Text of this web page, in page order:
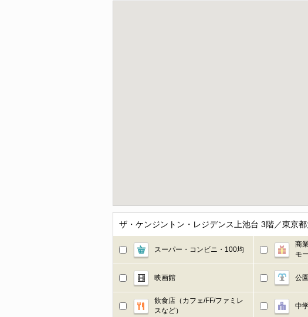
ザ・ケンジントン・レジデンス上池台 3階／東京
スーパー・コンビニ・100均
商
モ
映画館 公園
飲食店（カフェ/FF/ファミレ
スなど）
中